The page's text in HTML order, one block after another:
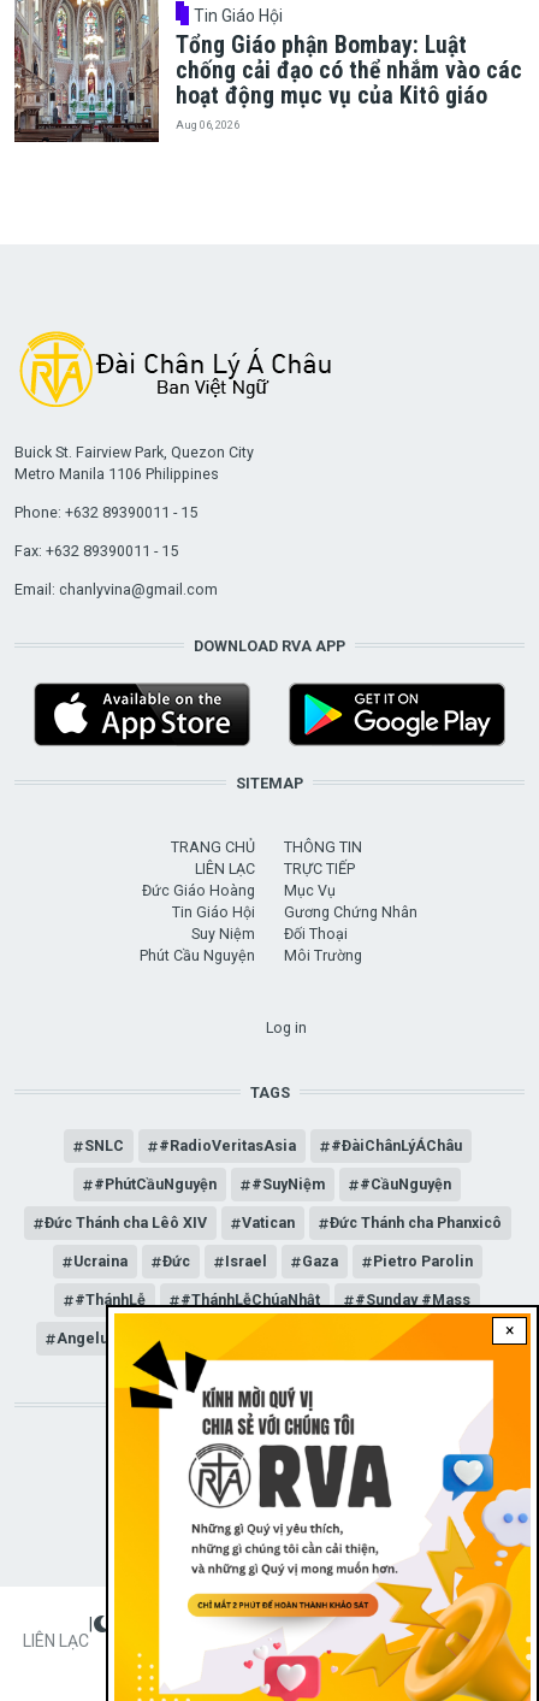
Tin Giáo Hội
Tổng Giáo phận Bombay: Luật
chống cải đạo có thể nhắm vào các
hoạt động mục vụ của Kitô giáo
Aug 06, 2026
×
Buick St. Fairview Park, Quezon City
Metro Manila 1106 Philippines
Phone: +632 89390011 - 15
Fax: +632 89390011 - 15
Email: chanlyvina@gmail.com
DOWNLOAD RVA APP
SITEMAP
TRANG CHỦ
LIÊN LẠC
Đức Giáo Hoàng
Tin Giáo Hội
Suy Niệm
Phút Cầu Nguyện
THÔNG TIN
TRỰC TIẾP
Mục Vụ
Gương Chứng Nhân
Đối Thoại
Môi Trường
Log in
TAGS
SNLC #RadioVeritasAsia #ĐàiChânLýÁChâu
#PhútCầuNguyện #SuyNiệm #CầuNguyện
Đức Thánh cha Lêô XIV Vatican Đức Thánh cha Phanxicô
Ucraina Đức Israel Gaza Pietro Parolin
#ThánhLễ #ThánhLễChúaNhật #Sunday #Mass
Angelus Đức Giáo hoàng Lêô XIV General Audience
STAY CONNECTED WITH US!
Radio Veritas Asia © 2023
FOOTER
LIÊN LẠC